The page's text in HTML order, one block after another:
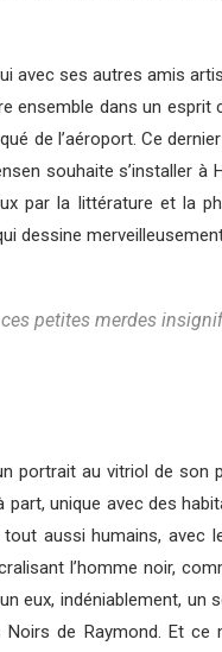
avec ses autres amis
ensemble dans un
de l’aéroport. Ce
souhaite s’installer
par la littérature et la
dessine
petites merdes
portrait au vitriol de son
unique avec des
aussi humains, avec
l’homme noir,
indéniablement, un
Noirs de Raymond. Et